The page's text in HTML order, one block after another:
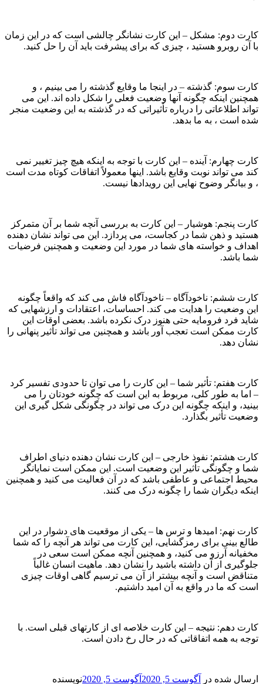
دوم: مشکل – این کارت نشانگر چالشی است که در این زمان
آن روبرو هستید ، چیزی که برای پیشرفت باید آن را حل کنید.
سوم: گذشته – در اینجا ما وقایع گذشته را می بینیم ، و
اینکه چگونه آنها وضعیت فعلی را شکل داده اند. این می
اطلاعاتی را درباره تأثیراتی که در گذشته به این وضعیت منجر
است ، به ما بدهد.
چهارم: آینده – این کارت با توجه به اینکه هیچ چیز تغییر نمی
می تواند نوبت وقایع باشد. اینها معمولاً اتفاقات كوتاه مدت است
و بیانگر وضوح نهایی این رویدادها نیست.
پنجم: هوشیار – این کارت به بررسی آنچه شما بر آن متمرکز
و ذهن شما در کجاست، می پردازد. این می تواند نشان دهنده
و خواسته های شما در مورد این وضعیت و همچنین فرضیات
باشد.
ششم: ناخودآگاه – ناخودآگاه فاش می کند که واقعاً چگونه
وضعیت را هدایت می کند. احساسات، اعتقادات و ارزشهایی که
فرد فرومایه حتی هنوز درک نکرده باشد. بعضی اوقات این
ممکن است تعجب آور باشد و همچنین می تواند تأثیر پنهانی را
دهد.
هفتم: تأثیر شما – این کارت را می توان تا حدودی تفسیر کرد
اما به طور کلی، مربوط به این است که چگونه خودتان را می
و اینکه چگونه این درک می تواند در چگونگی شکل گیری این
تأثیر بگذارد.
هشتم: نفوذ خارجی – این کارت نشان دهنده دنیای اطراف
و چگونگی تأثیر این وضعیت است. این ممکن است نمایانگر
اجتماعی و عاطفی باشد که در آن فعالیت می کنید و همچنین
دیگران شما را چگونه درک می کنند.
نهم: امیدها و ترس ها – یکی از موقعیت های دشوار در این
بینی برای رمزگشایی، این کارت می تواند هر آنچه را که شما
آرزو می کنید، و همچنین آنچه ممکن است سعی در
از آن داشته باشید را نشان دهد. ماهیت انسان غالباً
است و آنچه بیشتر از آن می ترسیم گاهی اوقات چیزی
که ما در واقع به آن امید داشتیم.
دهم: نتیجه – این کارت خلاصه ای از کارتهای قبلی است. با
به همه اتفاقاتی که در حال رخ دادن است.
شده درآگوست 5, 2020 آگوست 5, 2020 نویسنده